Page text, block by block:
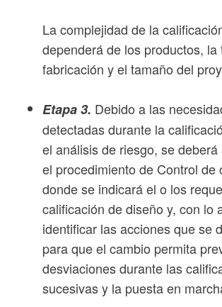
La complejidad de la
dependerá de los productos,
fabricación y el tamaño del
Etapa 3. Debido a las
detectadas durante la
el análisis de riesgo, se
el procedimiento de Control de
donde se indicará el o los
calificación de diseño y, con lo
identificar las acciones que se
para que el cambio permita
desviaciones durante las
sucesivas y la puesta en